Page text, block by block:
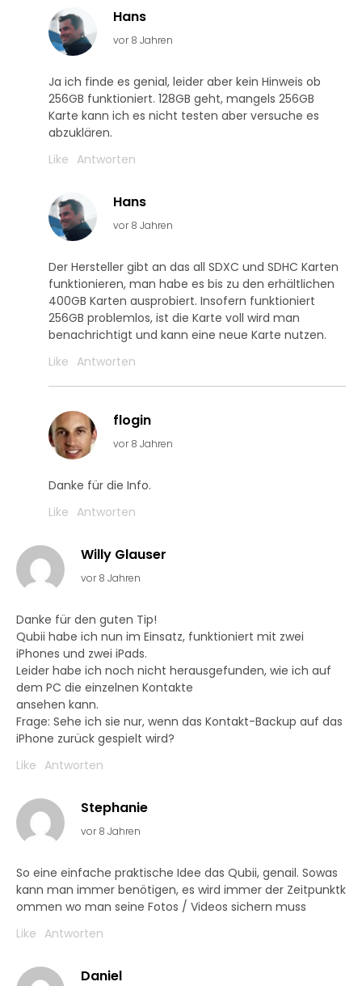
Hans
vor 8 Jahren
Ja ich finde es genial, leider aber kein Hinweis ob
256GB funktioniert. 128GB geht, mangels 256GB
Karte kann ich es nicht testen aber versuche es
abzuklären.
Like Antworten
Hans
vor 8 Jahren
Der Hersteller gibt an das all SDXC und SDHC Karten
funktionieren, man habe es bis zu den erhältlichen
400GB Karten ausprobiert. Insofern funktioniert
256GB problemlos, ist die Karte voll wird man
benachrichtigt und kann eine neue Karte nutzen.
Like Antworten
flogin
vor 8 Jahren
Danke für die Info.
Like Antworten
Willy Glauser
vor 8 Jahren
Danke für den guten Tip!
Qubii habe ich nun im Einsatz, funktioniert mit zwei
iPhones und zwei iPads.
Leider habe ich noch nicht herausgefunden, wie ich auf
dem PC die einzelnen Kontakte
ansehen kann.
Frage: Sehe ich sie nur, wenn das Kontakt-Backup auf das
iPhone zurück gespielt wird?
Like Antworten
Stephanie
vor 8 Jahren
So eine einfache praktische Idee das Qubii, genail. Sowas
kann man immer benötigen, es wird immer der Zeitpunktk
ommen wo man seine Fotos / Videos sichern muss
Like Antworten
Daniel